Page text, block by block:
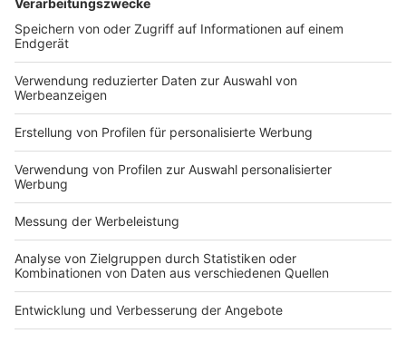
Mal sehen, was dabei herauskommt. Hin und wieder
lohnt auch ein Blick ins Gesetz und die
Gesetzgebungsmaterialien. Dann wäre festzustellen,
dass die 1 %-Regelung als typisierende Erfassung des
Nutzungsvorteils für die private Nutzung eines
Firmen-/Dienstwagens durch das Jahressteuergesetz
1996 eingeführt (BGBl. I 1995, 1250) und schon mehrfach
verfassungsrechtlich angegriffen wurde, aber letztlich
ohne Erfolg (vgl. BFH, 13.12.2012 – VI R 51/11, BStBl. II
2013, 385).
Prof. Dr. Michael Stahlschmidt
BB 2023, 1493